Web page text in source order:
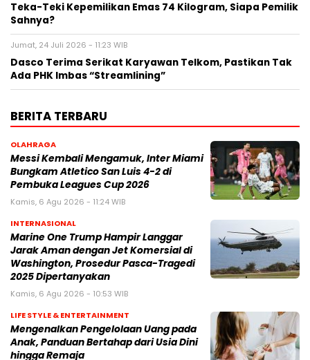
Teka-Teki Kepemilikan Emas 74 Kilogram, Siapa Pemilik
Sahnya?
Jumat, 24 Juli 2026 - 11:23 WIB
Dasco Terima Serikat Karyawan Telkom, Pastikan Tak
Ada PHK Imbas “Streamlining”
BERITA TERBARU
OLAHRAGA
Messi Kembali Mengamuk, Inter Miami
Bungkam Atletico San Luis 4-2 di
Pembuka Leagues Cup 2026
Kamis, 6 Agu 2026 - 11:24 WIB
INTERNASIONAL
Marine One Trump Hampir Langgar
Jarak Aman dengan Jet Komersial di
Washington, Prosedur Pasca-Tragedi
2025 Dipertanyakan
Kamis, 6 Agu 2026 - 10:53 WIB
LIFE STYLE & ENTERTAINMENT
Mengenalkan Pengelolaan Uang pada
Anak, Panduan Bertahap dari Usia Dini
hingga Remaja